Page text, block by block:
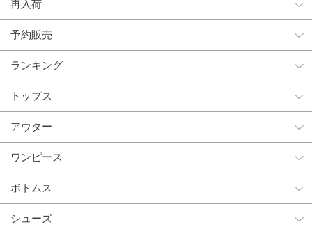
再入荷
予約販売
ランキング
トップス
アウター
ワンピース
ボトムス
シューズ